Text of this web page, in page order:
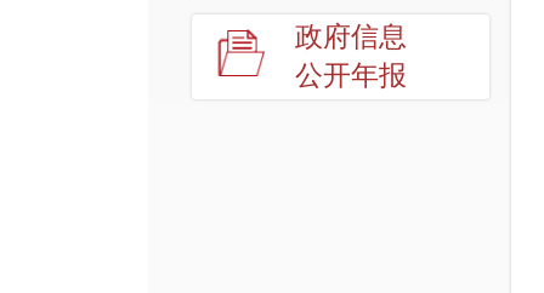
政府信息
公开年报